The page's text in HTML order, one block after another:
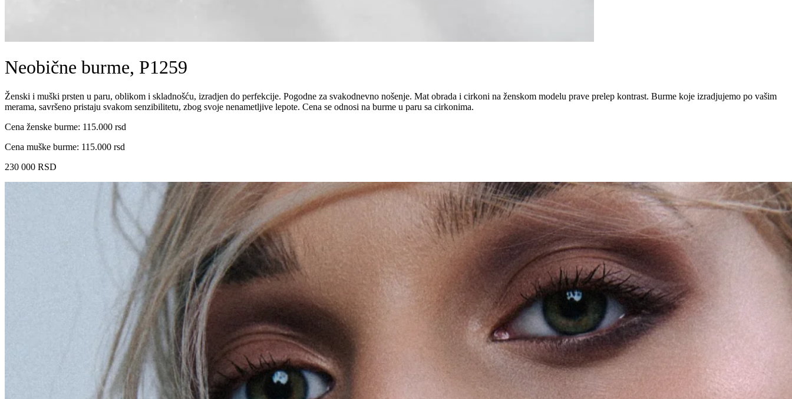
Neobične burme, P1259
Ženski i muški prsten u paru, oblikom i skladnošću, izradjen do perfekcije. Pogodne za svakodnevno nošenje. Mat obrada i cirkoni na ženskom modelu prave prelep kontrast. Burme koje izradjujemo po vašim
merama, savršeno pristaju svakom senzibilitetu, zbog svoje nenametljive lepote. Cena se odnosi na burme u paru sa cirkonima.
Cena ženske burme: 115.000 rsd
Cena muške burme: 115.000 rsd
230 000 RSD